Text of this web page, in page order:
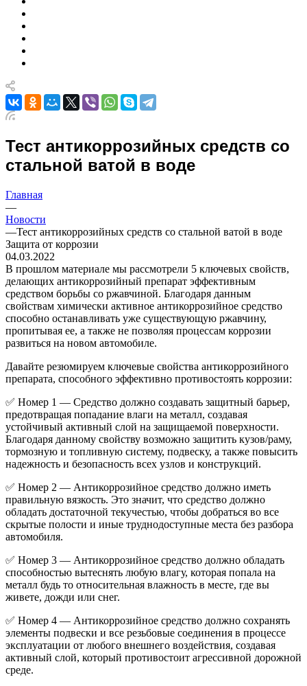
Тест антикоррозийных средств со
стальной ватой в воде
Главная
—
Новости
—Тест антикоррозийных средств со стальной ватой в воде
Защита от коррозии
04.03.2022
В прошлом материале мы рассмотрели 5 ключевых свойств,
делающих антикоррозийный препарат эффективным
средством борьбы со ржавчиной. Благодаря данным
свойствам химически активное антикоррозийное средство
способно останавливать уже существующую ржавчину,
пропитывая ее, а также не позволяя процессам коррозии
развиться на новом автомобиле.
Давайте резюмируем ключевые свойства антикоррозийного
препарата, способного эффективно противостоять коррозии:
✅ Номер 1 — Средство должно создавать защитный барьер,
предотвращая попадание влаги на металл, создавая
устойчивый активный слой на защищаемой поверхности.
Благодаря данному свойству возможно защитить кузов/раму,
тормозную и топливную систему, подвеску, а также повысить
надежность и безопасность всех узлов и конструкций.
✅ Номер 2 — Антикоррозийное средство должно иметь
правильную вязкость. Это значит, что средство должно
обладать достаточной текучестью, чтобы добраться во все
скрытые полости и иные труднодоступные места без разбора
автомобиля.
✅ Номер 3 — Антикоррозийное средство должно обладать
способностью вытеснять любую влагу, которая попала на
металл будь то относительная влажность в месте, где вы
живете, дожди или снег.
✅ Номер 4 — Антикоррозийное средство должно сохранять
элементы подвески и все резьбовые соединения в процессе
эксплуатации от любого внешнего воздействия, создавая
активный слой, который противостоит агрессивной дорожной
среде.